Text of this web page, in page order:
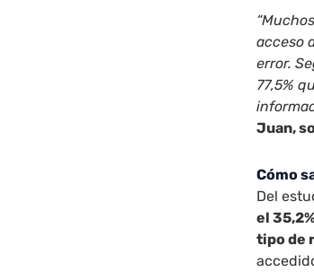
acceso
error.
77,5%
Juan,
Cómo
Del
el
tipo de